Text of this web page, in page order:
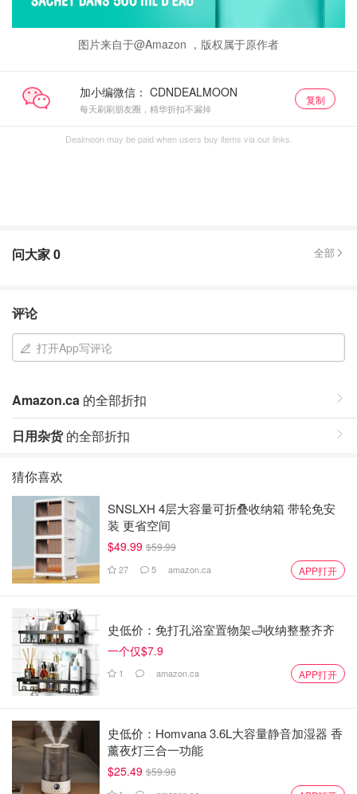
图片来自于@Amazon ，版权属于原作者
加小编微信：
每天刷刷朋友圈，精华折扣不漏掉
复制
Dealmoon may be paid when users buy items via our links.
问大家0 全部
评论
打开App写评论
Amazon.ca 的全部折扣
日用杂货的全部折扣
猜你喜欢
SNSLXH 4层大容量可折叠收纳箱 带轮免安
装 更省空间
$49.99 $59.99
27 5 amazon.ca APP打开
史低价：免打孔浴室置物架🛁收纳整整齐齐
一个仅$7.9
1 amazon.ca APP打开
史低价：Homvana 3.6L大容量静音加湿器 香
薰夜灯三合一功能
$25.49 $59.98